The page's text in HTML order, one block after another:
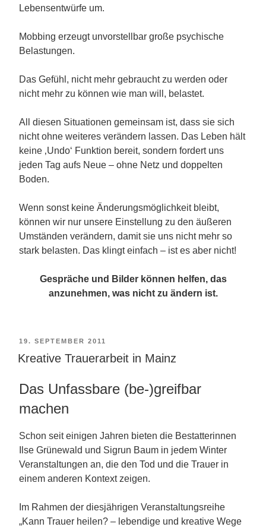
Lebensentwürfe um.
Mobbing erzeugt unvorstellbar große psychische
Belastungen.
Das Gefühl, nicht mehr gebraucht zu werden oder
nicht mehr zu können wie man will, belastet.
All diesen Situationen gemeinsam ist, dass sie sich
nicht ohne weiteres verändern lassen. Das Leben hält
keine ‚Undo‘ Funktion bereit, sondern fordert uns
jeden Tag aufs Neue – ohne Netz und doppelten
Boden.
Wenn sonst keine Änderungsmöglichkeit bleibt,
können wir nur unsere Einstellung zu den äußeren
Umständen verändern, damit sie uns nicht mehr so
stark belasten. Das klingt einfach – ist es aber nicht!
Gespräche und Bilder können helfen, das
anzunehmen, was nicht zu ändern ist.
VERÖFFENTLICHT
AM
19. SEPTEMBER 2011
Kreative Trauerarbeit in Mainz
Das Unfassbare (be-)greifbar
machen
Schon seit einigen Jahren bieten die Bestatterinnen
Ilse Grünewald und Sigrun Baum in jedem Winter
Veranstaltungen an, die den Tod und die Trauer in
einem anderen Kontext zeigen.
Im Rahmen der diesjährigen Veranstaltungsreihe
„Kann Trauer heilen? – lebendige und kreative Wege